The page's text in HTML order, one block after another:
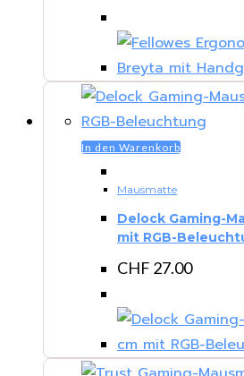
In den Warenkorb
Mausmatte
Delock Gaming-
mit RGB-
CHF 27.00